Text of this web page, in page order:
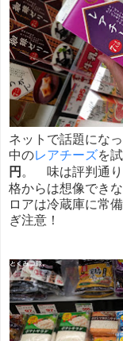
ネットで話題にな
中のレアチーズを
円。 味は評判通
格からは想像でき
ロアは冷蔵庫に常
ぎ注意！